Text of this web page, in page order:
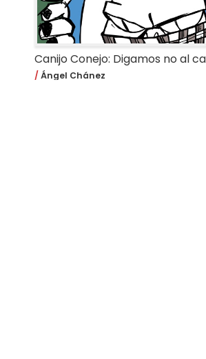
Canijo Conejo: Digamos no al
Ángel Chánez